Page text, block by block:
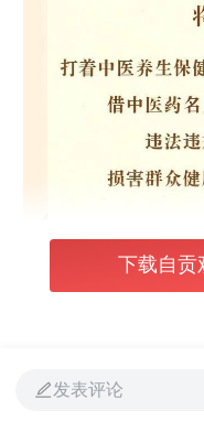
下载自贡
发表评论